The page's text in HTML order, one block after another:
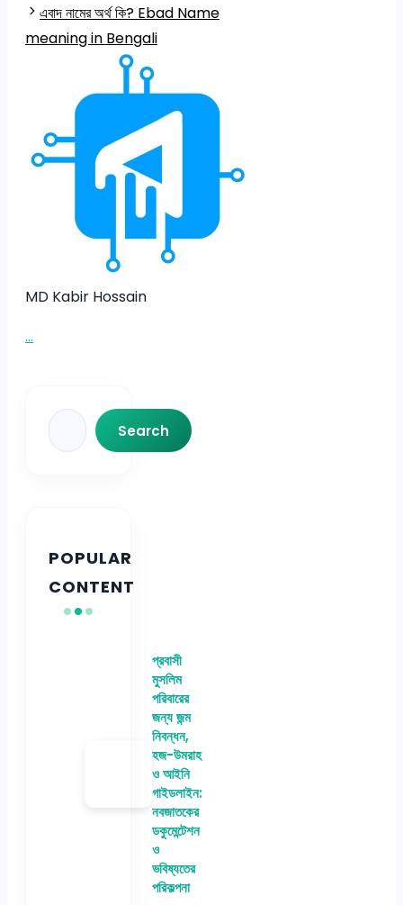
এবাদ নামের অর্থ কি? Ebad Name
meaning in Bengali
MD Kabir Hossain
...
Search
Search
POPULAR
CONTENT
প্রবাসী
মুসলিম
পরিবারের
জন্য জন্ম
নিবন্ধন,
হজ-উমরাহ
ও আইনি
গাইডলাইন:
নবজাতকের
ডকুমেন্টেশন
ও
ভবিষ্যতের
পরিকল্পনা